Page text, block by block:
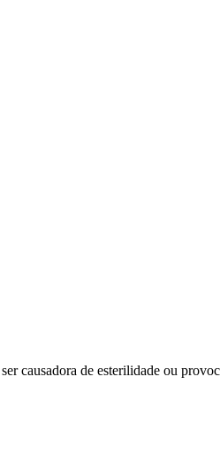
causadora de esterilidade ou